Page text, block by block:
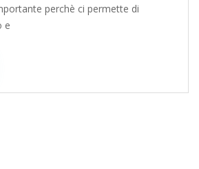
perchè ci permette di
e